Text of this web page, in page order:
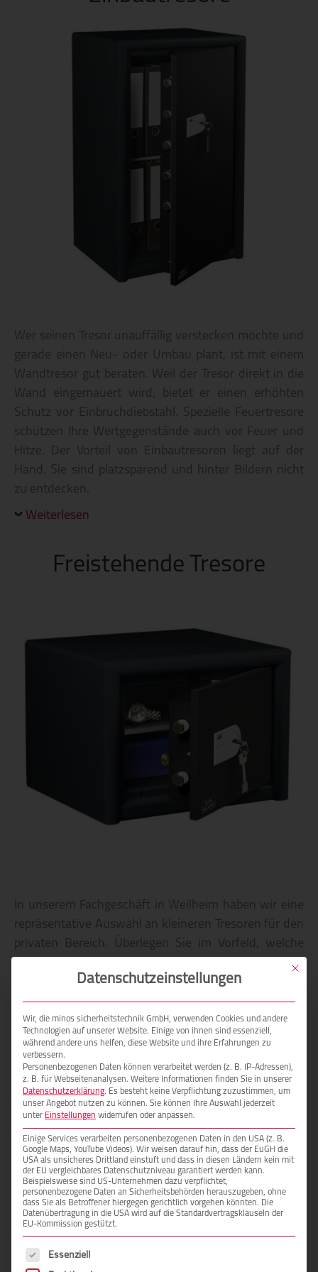
Wer seinen Tresor unauffällig verstecken möchte und
gerade einen Neu- oder Umbau plant, ist mit einem
Wandtresor gut beraten. Weil der Tresor direkt in die
Wand eingemauert wird, bietet er einen erhöhten
Schutz vor Einbruchdiebstahl. Spezielle Feuertresore
schützen Ihre Wertgegenstände auch vor Feuer und
Hitze. Der Vorteil von Einbautresoren liegt auf der
Hand. Sie sind platzsparend und hinter Bildern nicht
zu entdecken.
Weiterlesen
Freistehende Tresore
In unserem Fachgeschäft in Weilheim haben wir eine
repräsentative Auswahl an kleineren Tresoren für den
privaten Bereich. Überlegen Sie im Vorfeld, welche
Wertgegenstände Sie in Ihrem Tresor aufbewahren
möchten. Davon hängt die Größe des Innenraums ab.
Natürlich liefern wir auch Wunschkonfigurationen,
die wir bei unseren Herstellern in Auftrag geben.
Weiterlesen
Wir, das minos
Sicherheitsfachgeschäft, sind Tresor
Premium-Fachpartner von Burg
Wächter!
Tresorkauf ist Vertrauenssache! Als BURG-WÄCHTER
Tresor-Premiumpartner bieten wir Ihnen fachkundige
Beratung und einen Rundum-Service aus einer Hand
– inklusive Lieferung und Montage. In unserer
Mit
Datenschutzeinstellungen
Wir, die minos sicherheitstechnik GmbH, verwenden Cookies und andere
Technologien auf unserer Website. Einige von ihnen sind essenziell,
während andere uns helfen, diese Website und ihre Erfahrungen zu
verbessern.
Personenbezogenen Daten können verarbeitet werden (z. B. IP-Adressen),
z. B. für Webseitenanalysen. Weitere Informationen finden Sie in unserer
Datenschutzerklärung. Es besteht keine Verpflichtung zuzustimmen, um
unser Angebot nutzen zu können. Sie können Ihre Auswahl jederzeit
unter Einstellungen widerrufen oder anpassen.
Einige Services verarbeiten personenbezogenen Daten in den USA (z. B.
Google Maps, YouTube Videos). Wir weisen darauf hin, dass der EuGH die
USA als unsicheres Drittland einstuft und dass in diesen Ländern kein mit
der EU vergleichbares Datenschutzniveau garantiert werden kann.
Beispielsweise sind US-Unternehmen dazu verpflichtet,
personenbezogene Daten an Sicherheitsbehörden herauszugeben, ohne
dass Sie als Betroffener hiergegen gerichtlich vorgehen könnten. Die
Datenübertragung in die USA wird auf die Standardvertragsklauseln der
EU-Kommission gestützt.
Es folgt eine Liste der Service-Gruppen, für die eine
Essenziell